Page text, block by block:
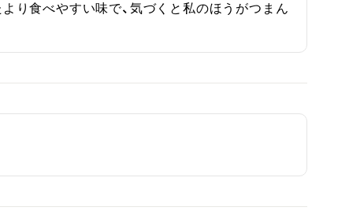
り食べやすい味で、気づくと私のほうがつまん